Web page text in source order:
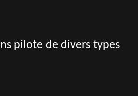
pilote de divers types